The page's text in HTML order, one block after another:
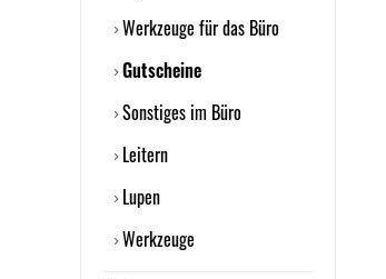
Werkzeuge für das Büro
Gutscheine
Sonstiges im Büro
Leitern
Lupen
Werkzeuge